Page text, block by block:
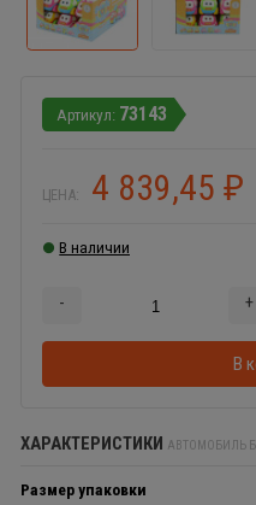
73143
ЦЕНА: 4 839,45 ₽
В наличии
- +
В
ХАРАКТЕРИСТИКИ АВТОМОБИЛЬ
Размер упаковки